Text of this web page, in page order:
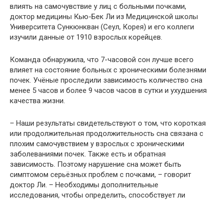
влиять на самочувствие у лиц с больными почками,
доктор медицины Кью-Бек Ли из Медицинской школы
Университета Сункюнкван (Сеул, Корея) и его коллеги
изучили данные от 1910 взрослых корейцев.
Команда обнаружила, что 7-часовой сон лучше всего
влияет на состояние больных с хроническими болезнями
почек. Учёные проследили зависимость количество сна
менее 5 часов и более 9 часов часов в сутки и ухудшения
качества жизни.
– Наши результаты свидетельствуют о том, что короткая
или продолжительная продолжительность сна связана с
плохим самочувствием у взрослых с хроническими
заболеваниями почек. Также есть и обратная
зависимость. Поэтому нарушение сна может быть
симптомом серьёзных проблем с почками, – говорит
доктор Ли. – Необходимы дополнительные
исследования, чтобы определить, способствует ли